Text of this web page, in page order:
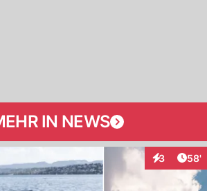
IN NEWS
3 58'